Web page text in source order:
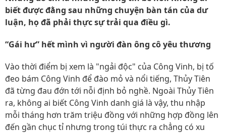
biết được đằng sau những chuyện bàn tán của dư
luận, họ đã phải thực sự trải qua điều gì.
“Gái hư” hết mình vì người đàn ông cô yêu thương
Vào thời điểm bị xem là "ngải độc" của Công Vinh, bị tố
đeo bám Công Vinh để đào mỏ và nổi tiếng, Thủy Tiên
đã từng đau đớn tới nỗi định bỏ nghề. Ngoài Thủy Tiên
ra, không ai biết Công Vinh danh giá là vậy, thu nhập
mỗi tháng hơn trăm triệu đồng với những hợp đồng lên
đến gần chục tỉ nhưng trong túi thực ra chẳng có xu